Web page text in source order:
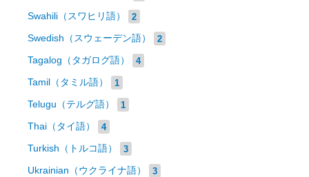
Swahili（スワヒリ語） 2
Swedish（スウェーデン語） 2
Tagalog（タガログ語） 4
Tamil（タミル語） 1
Telugu（テルグ語） 1
Thai（タイ語） 4
Turkish（トルコ語） 3
Ukrainian（ウクライナ語） 3